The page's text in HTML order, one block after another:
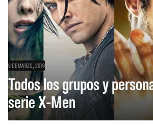
8 DE MARZO, 2018
Todos los grupos y
serie X-Men